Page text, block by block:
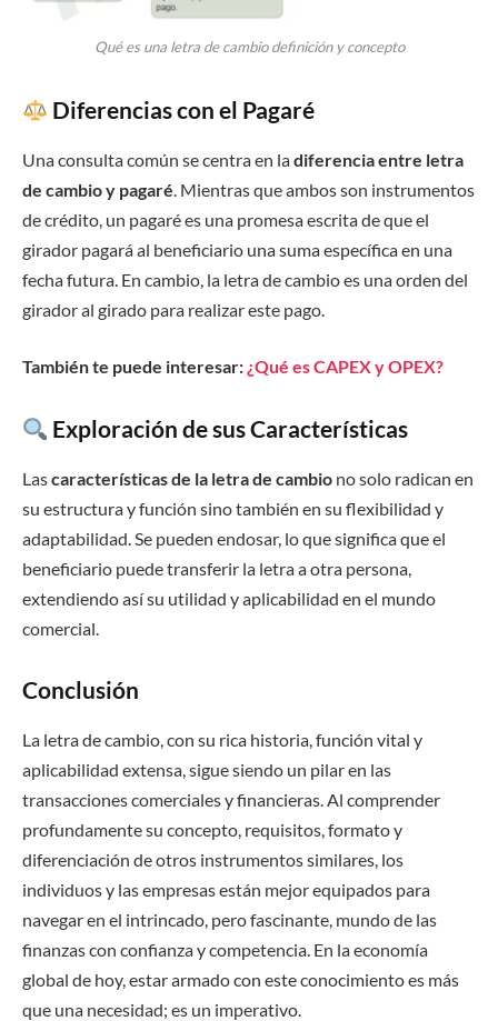
Qué es una letra de cambio definición y concepto
Diferencias con el Pagaré
Una consulta común se centra en ladiferencia entre letra
de cambio y pagaré. Mientras que ambos son instrumentos
de crédito, un pagaré es una promesa escrita de que el
girador pagará al beneficiario una suma específica en una
fecha futura. En cambio, la letra de cambio es una orden del
girador al girado para realizar este pago.
También te puede interesar: ¿Qué es CAPEX y OPEX?
Exploración de sus Características
Lascaracterísticas de la letra de cambio no solo radican en
su estructura y función sino también en su flexibilidad y
adaptabilidad. Se pueden endosar, lo que significa que el
beneficiario puede transferir la letra a otra persona,
extendiendo así su utilidad y aplicabilidad en el mundo
comercial.
Conclusión
La letra de cambio, con su rica historia, función vital y
aplicabilidad extensa, sigue siendo un pilar en las
transacciones comerciales y financieras. Al comprender
profundamente su concepto, requisitos, formato y
diferenciación de otros instrumentos similares, los
individuos y las empresas están mejor equipados para
navegar en el intrincado, pero fascinante, mundo de las
finanzas con confianza y competencia. En la economía
global de hoy, estar armado con este conocimiento es más
que una necesidad; es un imperativo.